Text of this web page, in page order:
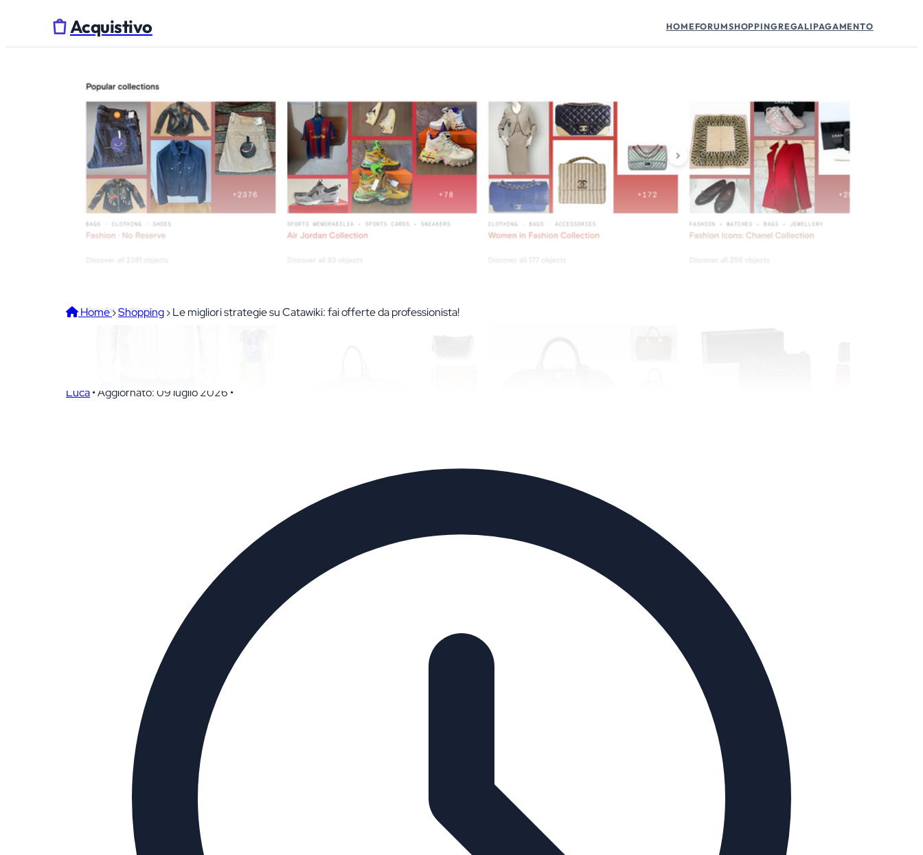
Acquistivo HOMEFORUMSHOPPINGREGALIPAGAMENTO
Home›Shopping›Le migliori strategie su Catawiki: fai offerte da professionista!
Luca•Aggiornato: 09 luglio 2026 •